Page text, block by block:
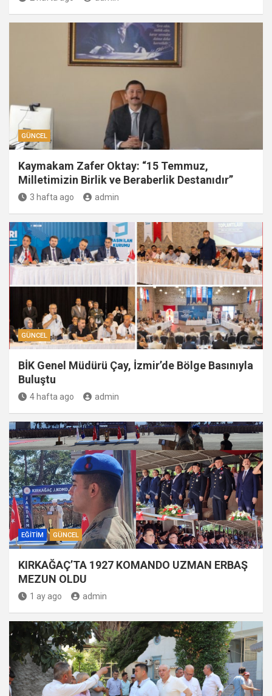
GÜNCEL
Kaymakam Zafer Oktay: “15 Temmuz,
Milletimizin Birlik ve Beraberlik Destanıdır”
3 hafta ago admin
GÜNCEL
BİK Genel Müdürü Çay, İzmir’de Bölge Basınıyla
Buluştu
4 hafta ago admin
EĞITIM GÜNCEL
KIRKAĞAÇ’TA 1927 KOMANDO UZMAN ERBAŞ
MEZUN OLDU
1 ay ago admin